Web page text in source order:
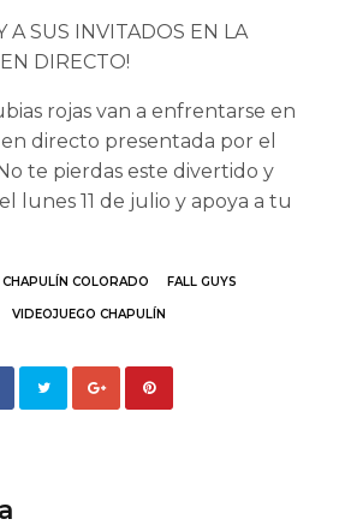
A SUS INVITADOS EN LA
DIRECTO!
rojas van a enfrentarse en
directo presentada por el
te pierdas este divertido y
lunes 11 de julio y apoya a tu
CHAPULÍN COLORADO FALL GUYS
VIDEOJUEGO CHAPULÍN